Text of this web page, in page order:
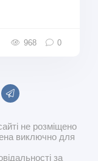
968 0
не розміщено
виключно для
за